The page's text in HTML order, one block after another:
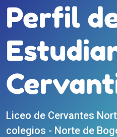
Perfil
Liceo de Cervantes
colegios - Norte de